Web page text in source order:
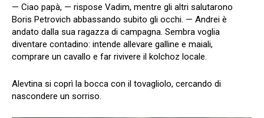
— Ciao papà, — rispose Vadim, mentre gli altri salutarono
Boris Petrovich abbassando subito gli occhi. — Andrei è
andato dalla sua ragazza di campagna. Sembra voglia
diventare contadino: intende allevare galline e maiali,
comprare un cavallo e far rivivere il kolchoz locale.
Alevtina si coprì la bocca con il tovagliolo, cercando di
nascondere un sorriso.